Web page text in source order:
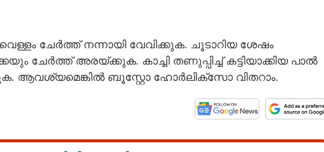
ചേർത്ത് നന്നായി വേവിക്കുക. ചൂടാറിയ ശേഷം
ചേർത്ത് അരയ്‌ക്കുക. കാച്ചി തണുപ്പിച്ച് കട്ടിയാക്കിയ പാൽ
ആവശ്യമെങ്കിൽ ബൂസ്റ്റോ ഹോർലിക്സോ വിതറാം.